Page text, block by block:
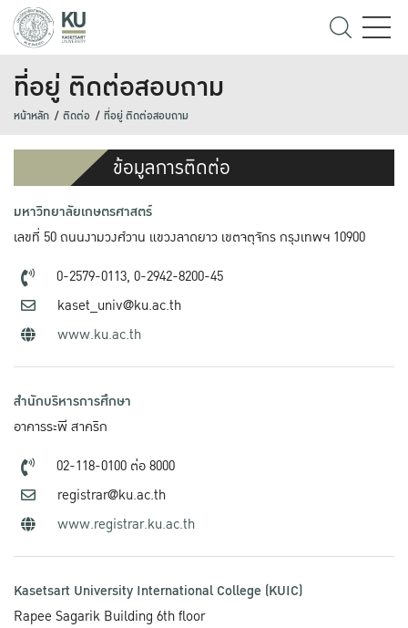
ที่อยู่ ติดต่อสอบถาม
หน้าหลัก ติดต่อ ที่อยู่ ติดต่อสอบถาม
ข้อมูลการติดต่อ
มหาวิทยาลัยเกษตรศาสตร์
เลขที่ 50 ถนนงามวงศ์วาน แขวงลาดยาว เขตจตุจักร กรุงเทพฯ 10900
0-2579-0113, 0-2942-8200-45
kaset_univ@ku.ac.th
www.ku.ac.th
สำนักบริหารการศึกษา
อาคารระพี สาคริก
02-118-0100 ต่อ 8000
registrar@ku.ac.th
www.registrar.ku.ac.th
Kasetsart University International College (KUIC)
Rapee Sagarik Building 6th floor